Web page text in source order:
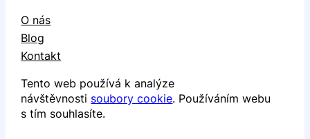
O nás
Blog
Kontakt
Tento web používá k analýze
návštěvnosti soubory cookie. Používáním webu
s tím souhlasíte.